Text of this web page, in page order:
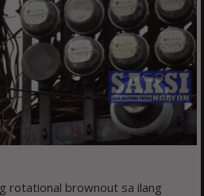
rotational brownout sa ilang